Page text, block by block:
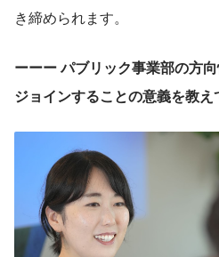
き締められます。
ーーー パブリック事業部の方
ジョインすることの意義を教え